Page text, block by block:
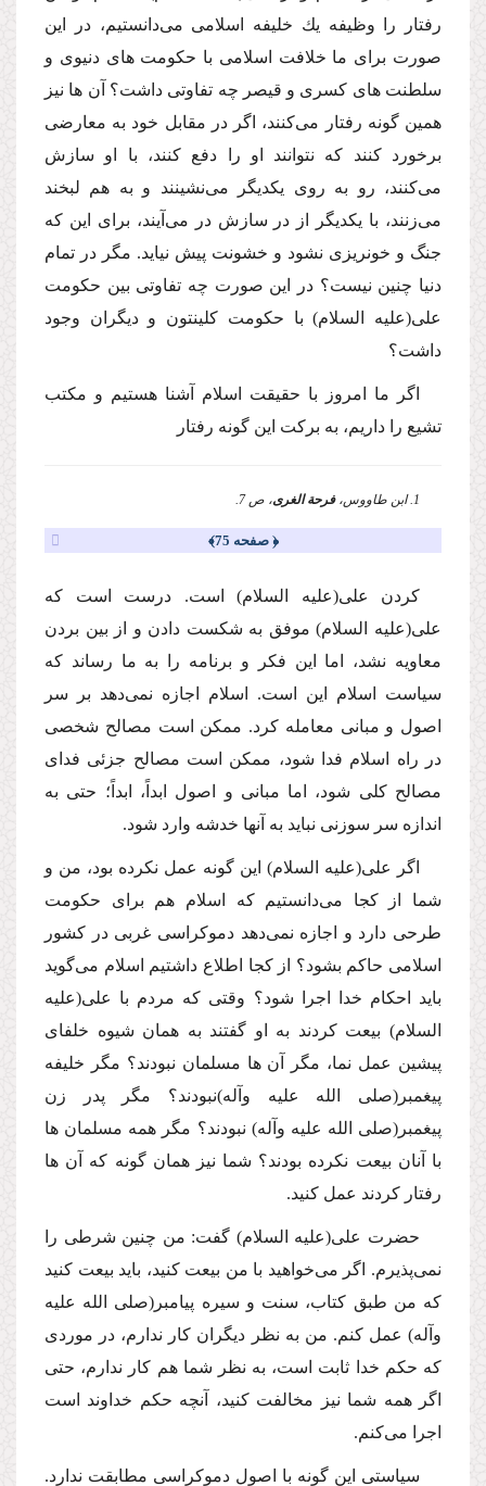
رفتار را وظیفه یك خلیفه اسلامى مى‌دانستیم، در این
صورت براى ما خلافت اسلامى با حكومت هاى دنیوى و
سلطنت هاى كسرى و قیصر چه تفاوتى داشت؟ آن ها نیز
همین گونه رفتار مى‌كنند، اگر در مقابل خود به معارضى
برخورد كنند كه نتوانند او را دفع كنند، با او سازش
مى‌كنند، رو به روى یكدیگر مى‌نشینند و به هم لبخند
مى‌زنند، با یكدیگر از در سازش در مى‌آیند، براى این كه
جنگ و خونریزى نشود و خشونت پیش نیاید. مگر در تمام
دنیا چنین نیست؟ در این صورت چه تفاوتى بین حكومت
على(علیه السلام)با حكومت كلینتون و دیگران وجود
داشت؟
اگر ما امروز با حقیقت اسلام آشنا هستیم و مكتب
تشیع را داریم، به بركت این گونه رفتار
1. ابن طاووس، فرحة الغرى، ص 7.
﴿ صفحه 75﴾
كردن على(علیه السلام) است. درست است كه
على(علیه السلام)موفق به شكست دادن و از بین بردن
معاویه نشد، اما این فكر و برنامه را به ما رساند كه
سیاست اسلام این است. اسلام اجازه نمى‌دهد بر سر
اصول و مبانى معامله كرد. ممكن است مصالح شخصى
در راه اسلام فدا شود، ممكن است مصالح جزئى فداى
مصالح كلى شود، اما مبانى و اصول ابداً، ابداً؛ حتى به
اندازه سر سوزنى نباید به آنها خدشه وارد شود.
اگر على(علیه السلام) این گونه عمل نكرده بود، من و
شما از كجا مى‌دانستیم كه اسلام هم براى حكومت
طرحى دارد و اجازه نمى‌دهد دموكراسى غربى در كشور
اسلامى حاكم بشود؟ از كجا اطلاع داشتیم اسلام مى‌گوید
باید احكام خدا اجرا شود؟ وقتى كه مردم با على(علیه
السلام) بیعت كردند به او گفتند به همان شیوه خلفاى
پیشین عمل نما، مگر آن ها مسلمان نبودند؟ مگر خلیفه
پیغمبر (صلى الله علیه وآله)نبودند؟ مگر پدر زن
پیغمبر (صلى الله علیه وآله) نبودند؟ مگر همه مسلمان ها
با آنان بیعت نكرده بودند؟ شما نیز همان گونه كه آن ها
رفتار كردند عمل كنید.
حضرت على(علیه السلام) گفت: من چنین شرطى را
نمى‌پذیرم. اگر مى‌خواهید با من بیعت كنید، باید بیعت كنید
كه من طبق كتاب، سنت و سیره پیامبر (صلى الله علیه
وآله) عمل كنم. من به نظر دیگران كار ندارم، در موردى
كه حكم خدا ثابت است، به نظر شما هم كار ندارم، حتى
اگر همه شما نیز مخالفت كنید، آنچه حكم خداوند است
اجرا مى‌كنم.
سیاستى این گونه با اصول دموكراسى مطابقت ندارد.